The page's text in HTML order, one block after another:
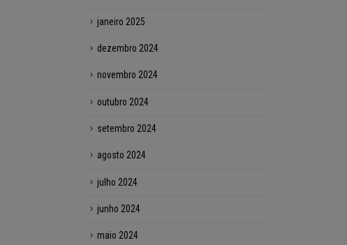
janeiro 2025
dezembro 2024
novembro 2024
outubro 2024
setembro 2024
agosto 2024
julho 2024
junho 2024
maio 2024